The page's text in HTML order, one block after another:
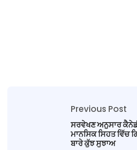
Previous Post
ਸਰਵੇਖਣ ਅਨੁਸਾਰ
ਮਾਨਸਿਕ ਸਿਹਤ ਵਿੱਚ
ਬਾਰੇ ਕੁੱਝ ਸੁਝਾਅ